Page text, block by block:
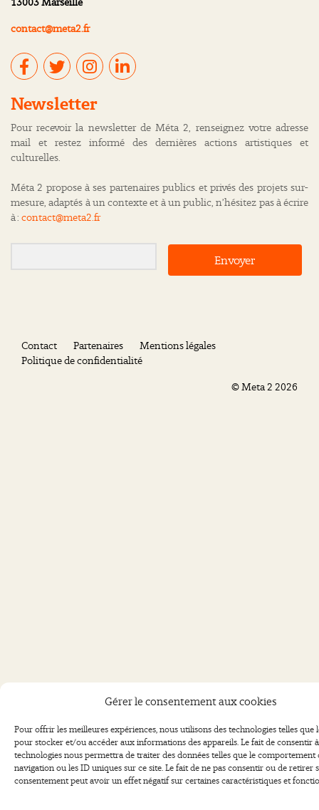
Gérer le consentement aux cookies
Pour offrir les meilleures expériences, nous utilisons des technologies telles que
pour stocker et/ou accéder aux informations des appareils. Le fait de consentir
technologies nous permettra de traiter des données telles que le comportement
navigation ou les ID uniques sur ce site. Le fait de ne pas consentir ou de retirer
consentement peut avoir un effet négatif sur certaines caractéristiques et
contact@meta2.fr
Newsletter
Pour recevoir la newsletter de Méta 2, renseignez votre adresse
mail et restez informé des dernières actions artistiques et
culturelles.
Méta 2 propose à ses partenaires publics et privés des projets sur-
mesure, adaptés à un contexte et à un public, n’hésitez pas à écrire
à : contact@meta2.fr
Envoyer
Contact Partenaires
Mentions légales
Politique de confidentialité
©Meta 2 2026